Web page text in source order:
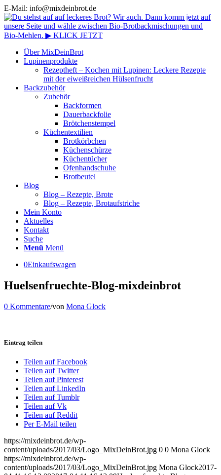
E-Mail: info@mixdeinbrot.de
Über MixDeinBrot
Lupinenprodukte
Rezeptheft – Kochen mit Lupinen: Leckere Rezepte
mit der eiweißreichen Hülsenfrucht
Backzubehör
Zubehör
Backformen
Dauerbackfolie
Brötchenstempel
Küchentextilien
Brotkörbchen
Küchenschürze
Küchentücher
Ofenhandschuhe
Brotbeutel
Blog
Blog – Rezepte, Brote
Blog – Rezepte, Brotaufstriche
Mein Konto
Aktuelles
Kontakt
Suche
Menü Menü
0Einkaufswagen
Huelsenfruechte-Blog-mixdeinbrot
0 Kommentare/von Mona Glock
Eintrag teilen
Teilen auf Facebook
Teilen auf Twitter
Teilen auf Pinterest
Teilen auf LinkedIn
Teilen auf Tumblr
Teilen auf Vk
Teilen auf Reddit
Per E-Mail teilen
https://mixdeinbrot.de/wp-
content/uploads/2017/03/Logo_MixDeinBrot.jpg 0 0 Mona Glock
https://mixdeinbrot.de/wp-
content/uploads/2017/03/Logo_MixDeinBrot.jpg Mona Glock2017-